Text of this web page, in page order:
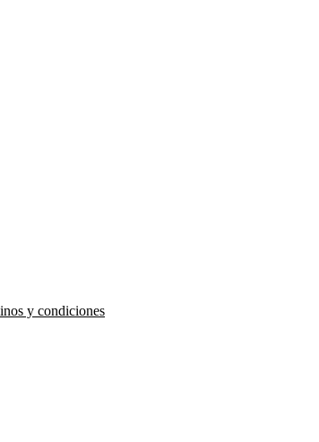
y condiciones